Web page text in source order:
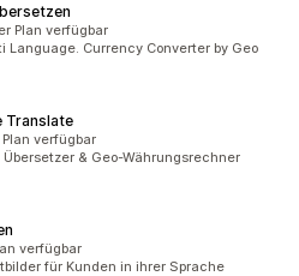
Plan verfügbar
Language. Currency Converter by Geo
Translate
verfügbar
& Geo-Währungsrechner
verfügbar
für Kunden in ihrer Sprache